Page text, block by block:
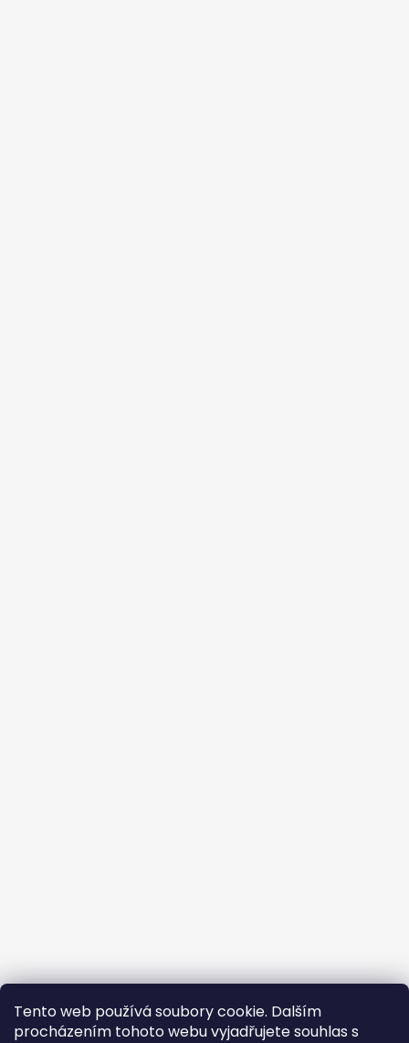
Tento web používá soubory cookie. Dalším
procházením tohoto webu vyjadřujete souhlas s